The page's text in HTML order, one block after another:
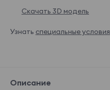
Скачать 3D модель
Узнать специальные условия
Описание